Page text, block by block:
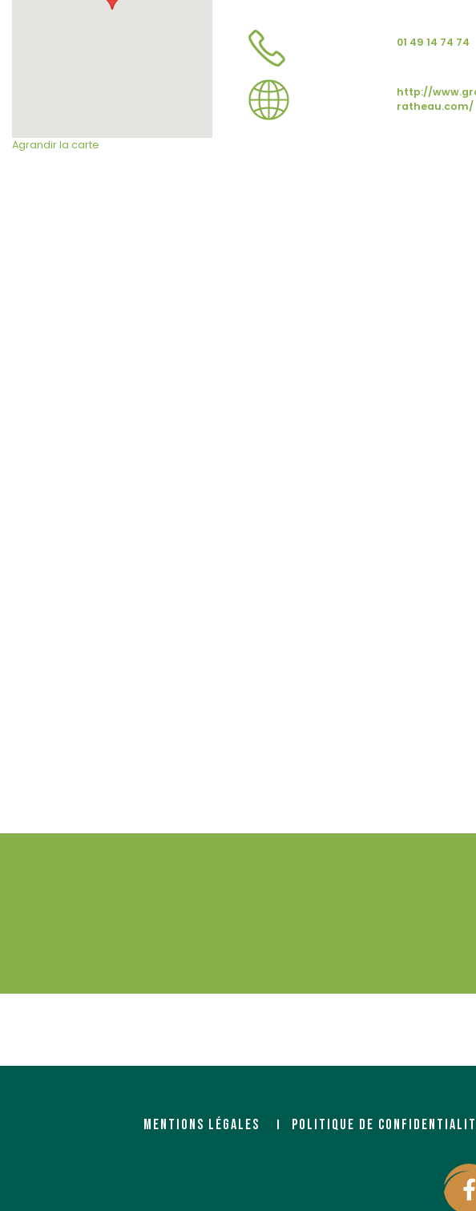
Agrandir la carte
01 49 14 74 74
http://
ratheau.com/
MENTIONS LÉGALES POLITIQUE DE